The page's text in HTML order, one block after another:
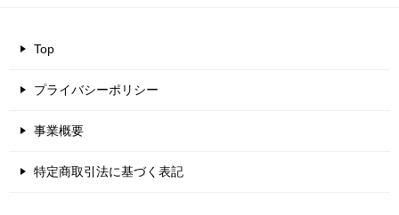
Top
プライバシーポリシー
事業概要
特定商取引法に基づく表記